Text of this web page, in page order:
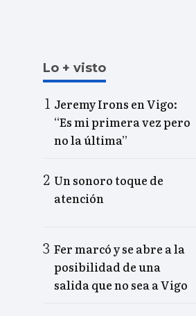
Lo + visto
Jeremy Irons en Vigo:
“Es mi primera vez pero
no la última”
Un sonoro toque de
atención
Fer marcó y se abre a la
posibilidad de una
salida que no sea a Vigo